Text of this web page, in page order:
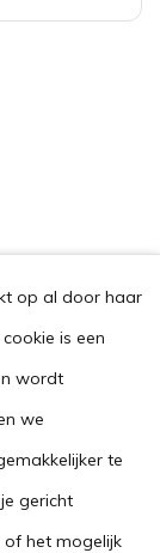
op al door haar
is een
wordt
we
te
gericht
het mogelijk